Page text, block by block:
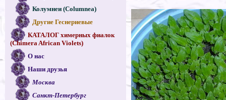
Колумнеи (Columnea)
Другие Геснериевые
КАТАЛОГ химерных фиалок
(Chimera African Violets)
О нас
Наши друзья
Москва
Санкт-Петербург